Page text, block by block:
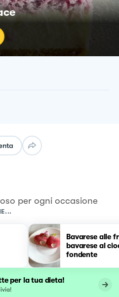
per ogni occasione
Bavarese alle
bavarese al
fondente
per la tua dieta!